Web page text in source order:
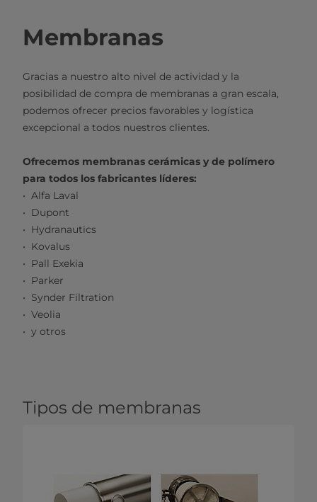
Membranas
Gracias a nuestro alto nivel de actividad y la
posibilidad de compra de membranas a gran escala,
podemos ofrecer precios favorables y logística
excepcional a todos nuestros clientes.
Ofrecemos membranas cerámicas y de polímero
para todos los fabricantes líderes:
Alfa Laval
Dupont
Hydranautics
Kovalus
Pall Exekia
Parker
Synder Filtration
Veolia
y otros
Tipos de membranas